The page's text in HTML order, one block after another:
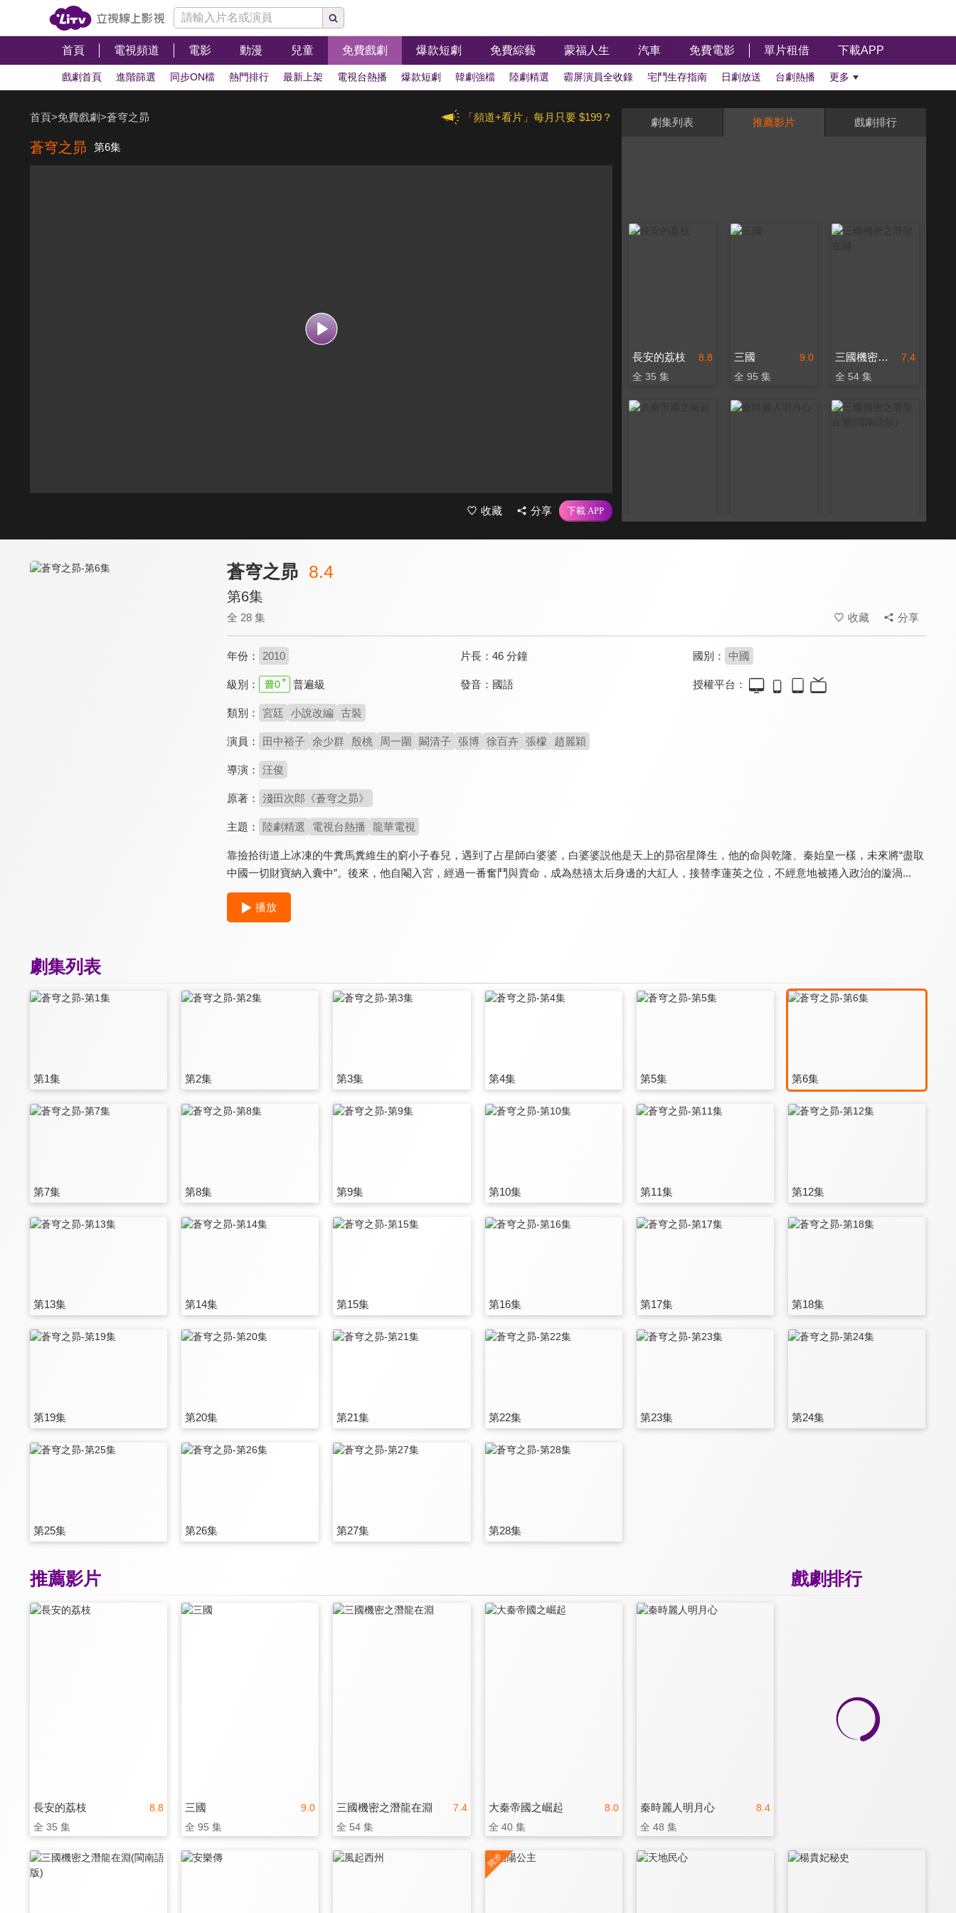
首頁 電視頻道 電影 動漫 兒童 免費戲劇 爆款短劇 免費綜藝 蒙福人生 汽車 免費電影 單片租借 下載APP
戲劇首頁 進階篩選 同步ON檔 熱門排行 最新上架 電視台熱播 爆款短劇 韓劇強檔 陸劇精選 霸屏演員全收錄 宅鬥生存指南 日劇放送 台劇熱播 更多
「頻道+看片」每月只要 $199？
首頁>免費戲劇>蒼穹之昴
蒼穹之昴 第6集
收藏 分享
劇集列表 推薦影片 戲劇排行
8.8
長安的荔枝
全 35 集
9.0
三國
全 95 集
7.4
三國機密之潛龍在淵
全 54 集
蒼穹之昴 8.4
第6集
全 28 集 收藏 分享
年份： 2010 片長： 46 分鐘 國別： 中國
級別： 普遍級 發音： 國語 授權平台：
類別： 宮廷 小說改編 古裝
演員： 田中裕子 余少群 殷桃 周一圍 闞清子 張博 徐百卉 張檬 趙麗穎
導演： 汪俊
原著： 淺田次郎《蒼穹之昴》
主題： 陸劇精選 電視台熱播 龍華電視
靠撿拾街道上冰凍的牛糞馬糞維生的窮小子春兒，遇到了占星師白婆婆，白婆婆説他是天上的昴宿星降生，他的命與乾隆、秦始皇一樣，未來將“盡取
中國一切財寶納入囊中”。後來，他自閹入宮，經過一番奮鬥與賣命，成為慈禧太后身邊的大紅人，接替李蓮英之位，不經意地被捲入政治的漩渦...
播放
劇集列表
第1集 第2集 第3集 第4集 第5集 第6集
第7集 第8集 第9集 第10集 第11集 第12集
第13集 第14集 第15集 第16集 第17集 第18集
第19集 第20集 第21集 第22集 第23集 第24集
第25集 第26集 第27集 第28集
戲劇排行
推薦影片
8.8
長安的荔枝
全 35 集
9.0
三國
全 95 集
7.4
三國機密之潛龍在淵
全 54 集
8.0
大秦帝國之崛起
全 40 集
8.4
秦時麗人明月心
全 48 集